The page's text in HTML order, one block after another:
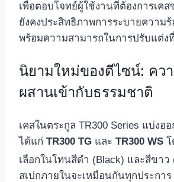
เพื่อตอบโจทย์ผู้ใช้งานที่ต้องการเค
ยังคงประสิทธิภาพการระบายความ
พร้อมความสามารถในการปรับแต่ง
นิยามใหม่ของดีไซน์: คว
ผสานเข้ากับธรรมชาติ
เคสในตระกูล TR300 Series แบ่งอ
ได้แก่ TR300 TG และ TR300 WS โ
เลือกในโทนสีดำ (Black) และสีขาว
สเปกภายในจะเหมือนกันทุกประกา